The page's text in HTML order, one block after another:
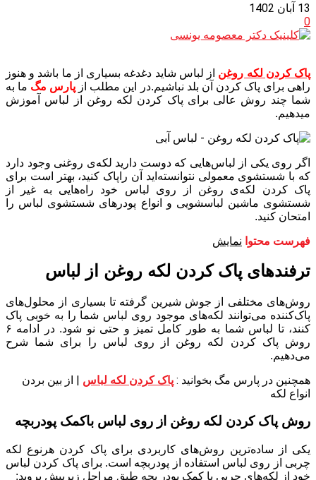
13 آبان 1402
0
پاک کردن لکه روغن از لباس شاید دغدغه بسیاری از ما باشد و هنوز
راهی برای پاک کردن آن بلد نباشیم.در این مطلب از پارس مگ ما به
شما چند روش عالی برای پاک کردن لکه روغن از لباس آموزش
میدهیم.
اگر روی یکی از لباس‌هایی که دوست دارید لکه‌ی روغنی وجود دارد
که با شستشوی معمولی نتوانسته‌اید آن راپاک کنید، بهتر است برای
پاک کردن لکه‌ی روغن از روی لباس خود راه‌هایی به غیر از
شستشوی ماشین لباسشویی و انواع پودرهای شستشوی لباس را
امتحان کنید.
فهرست محتوا نمایش
ترفندهای پاک کردن لکه روغن از لباس
روش‌های مختلفی از جوش شیرین گرفته تا بسیاری از محلول‌های
پاک‌کننده می‌توانند لکه‌های موجود روی لباس شما را به خوبی پاک
کنند، تا لباس شما به طور کامل تمیز و حتی نو شود. در ادامه ۶
روش پاک کردن لکه روغن از روی لباس را برای شما شرح
می‌دهیم.
همچنین در پارس مگ بخوانید : پاک کردن لکه لباس | از بین بردن
انواع لکه
روش پاک کردن لکه روغن از روی لباس باکمک پودربچه
یکی از ساده‌ترین روش‌های کاربردی برای پاک کردن هرنوع لکه
چربی از روی لباس استفاده از پودربچه است. برای پاک کردن لباس
خود از لکه‌های چربی با کمک پودر بچه طبق مراحل زیرپیش بروید: